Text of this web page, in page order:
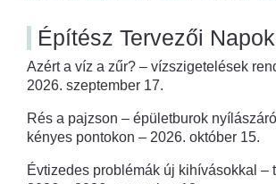
Építész Tervezői
Azért a víz a zűr? – vízszigetelések
2026. szeptember 17.
Rés a pajzson – épületburok
kényes pontokon – 2026. október 15.
Évtizedes problémák új kihívásokkal –